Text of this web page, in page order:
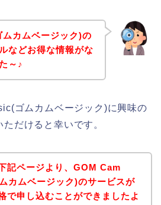
カムベージック)の
などお得な情報がな
～♪
ゴムカムベージック)に興味の
だけると幸いです。
記ページより、GOM Cam
カムベージック)のサービスが
で申し込むことができましたよ